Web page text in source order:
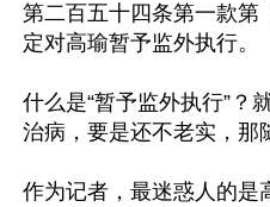
第二百五十四条第一款第
定对高瑜暂予监外执行。
什么是“暂予监外执行”？
治病，要是还不老实，那
作为记者，最迷惑人的是